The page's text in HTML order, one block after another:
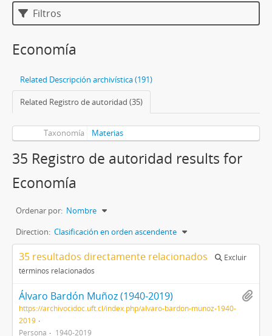
Filtros
Economía
Related Descripción archivística (191)
Related Registro de autoridad (35)
Taxonomía Materias
35 Registro de autoridad results for
Economía
Ordenar por: Nombre
Direction: Clasificación en orden ascendente
35 resultados directamente relacionados
Excluir
términos relacionados
Álvaro Bardón Muñoz (1940-2019)
https://archivocidoc.uft.cl/index.php/alvaro-bardon-munoz-1940-
2019
Persona
1940-2019